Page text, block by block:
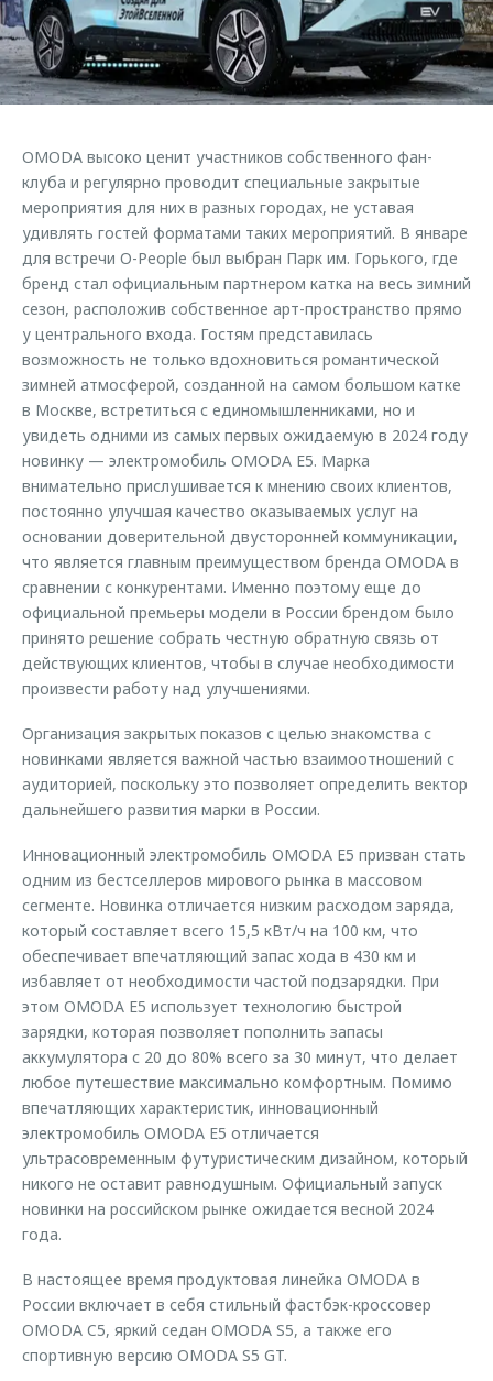
Страхование
Кредитный калькулятор
Аксессуары
Оригинальные аксессуары
Запчасти
Трейд-ин
Калькулятор трейд-ин
Клиентская поддержка
O&J Автоклуб
Клуб владельцев OMODA
Аксессуары
Одежда и сувениры
Оригинальные аксессуары
Запчасти
Обратная связь
OMODA высоко ценит участников собственного фан-
клуба и регулярно проводит специальные закрытые
мероприятия для них в разных городах, не уставая
удивлять гостей форматами таких мероприятий. В январе
для встречи O-People был выбран Парк им. Горького, где
бренд стал официальным партнером катка на весь зимний
сезон, расположив собственное арт-пространство прямо
у центрального входа. Гостям представилась
возможность не только вдохновиться романтической
зимней атмосферой, созданной на самом большом катке
в Москве, встретиться с единомышленниками, но и
увидеть одними из самых первых ожидаемую в 2024 году
новинку — электромобиль OMODA E5. Марка
внимательно прислушивается к мнению своих клиентов,
постоянно улучшая качество оказываемых услуг на
основании доверительной двусторонней коммуникации,
что является главным преимуществом бренда OMODA в
сравнении с конкурентами. Именно поэтому еще до
официальной премьеры модели в России брендом было
принято решение собрать честную обратную связь от
действующих клиентов, чтобы в случае необходимости
произвести работу над улучшениями.
Организация закрытых показов с целью знакомства с
новинками является важной частью взаимоотношений с
аудиторией, поскольку это позволяет определить вектор
дальнейшего развития марки в России.
Инновационный электромобиль OMODA E5 призван стать
одним из бестселлеров мирового рынка в массовом
сегменте. Новинка отличается низким расходом заряда,
который составляет всего 15,5 кВт/ч на 100 км, что
обеспечивает впечатляющий запас хода в 430 км и
избавляет от необходимости частой подзарядки. При
этом OMODA E5 использует технологию быстрой
зарядки, которая позволяет пополнить запасы
аккумулятора с 20 до 80% всего за 30 минут, что делает
любое путешествие максимально комфортным. Помимо
впечатляющих характеристик, инновационный
электромобиль OMODA E5 отличается
ультрасовременным футуристическим дизайном, который
никого не оставит равнодушным. Официальный запуск
новинки на российском рынке ожидается весной 2024
года.
В настоящее время продуктовая линейка OMODA в
России включает в себя стильный фастбэк-кроссовер
OMODA C5, яркий седан OMODA S5, а также его
спортивную версию OMODA S5 GT.